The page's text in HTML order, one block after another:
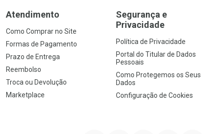
Atendimento
Como Comprar no Site
Formas de Pagamento
Prazo de Entrega
Reembolso
Troca ou Devolução
Marketplace
Segurança e
Privacidade
Política de Privacidade
Portal do Titular de Dados
Pessoais
Como Protegemos os Seus
Dados
Configuração de Cookies